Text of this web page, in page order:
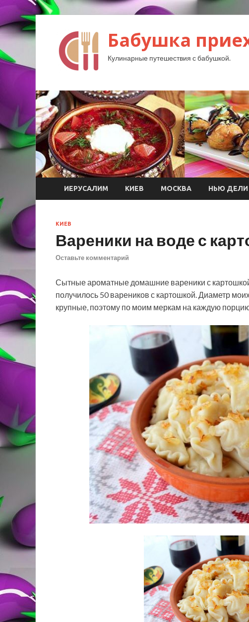
Бабушка
Кулинарные путешествия с бабушкой.
ИЕРУСАЛИМ КИЕВ МОСКВА НЬЮ ДЕЛИ
КИЕВ
Вареники на воде с
Оставьте комментарий
Сытные ароматные домашние вареники с
получилось 50 вареников с картошкой. Диаметр
крупные, поэтому по моим меркам на каждую